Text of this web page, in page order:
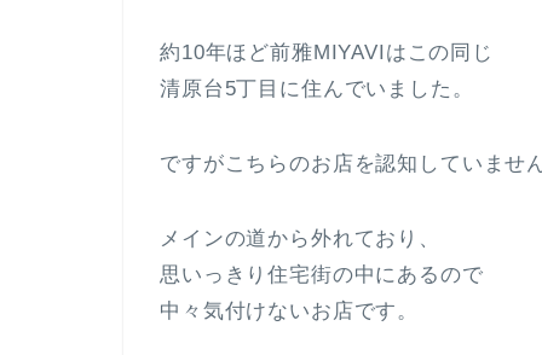
約10年ほど前雅MIYAVIはこの同じ
清原台5丁目に住んでいました。
ですがこちらのお店を認知していませ
メインの道から外れており、
思いっきり住宅街の中にあるので
中々気付けないお店です。